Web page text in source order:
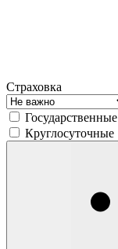
Страховка
Государственные
Круглосуточные